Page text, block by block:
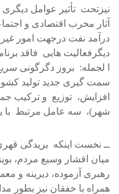
نيزتحت تأثير عوامل ديگری
آثار مخرب اقتصادی و
درآمد نفت درجهت امور
ديگرفعاليت هايی فاقد
ا لجمله: بروز دگرگونی
سمت گيری جديد توليد
افزايش، توزيع و ترکيب
شهر)، سه عامل مرتبط با
ــ نخست اينکه بريدگی
ميان اقشار وسيع مردم،
رهبری آزموده، ديرينه و
همراه با خفقان نيز